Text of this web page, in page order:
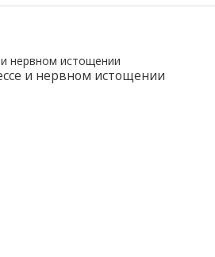
и нервном истощении